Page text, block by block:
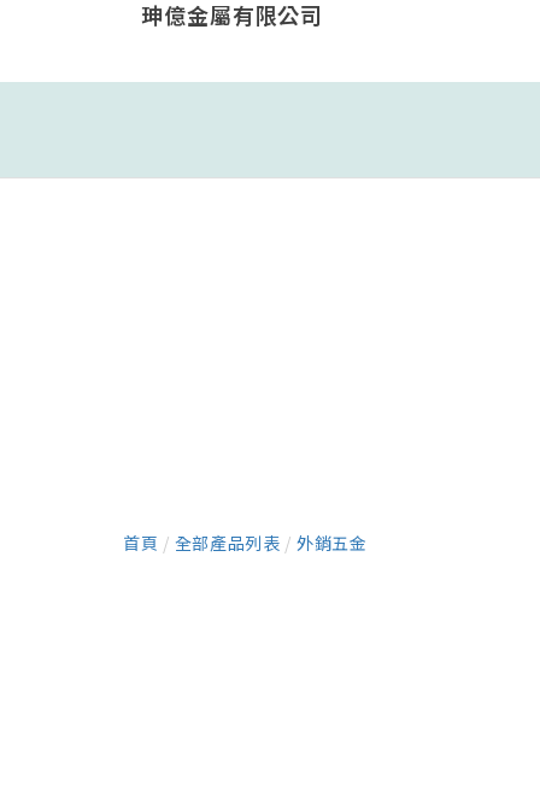
珅億金屬有限公司
首頁 / 全部產品列表 / 外銷五金